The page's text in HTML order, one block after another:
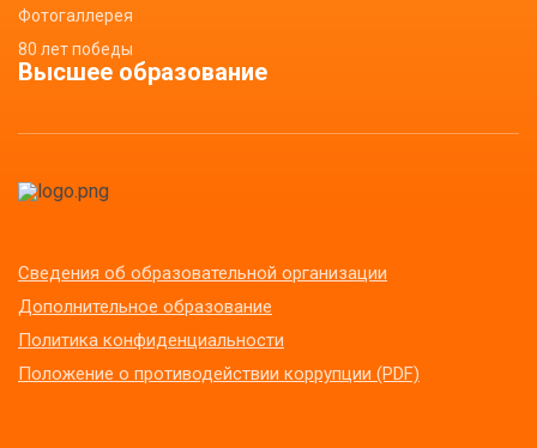
Фотогаллерея
80 лет победы
Высшее образование
Сведения об образовательной организации
Дополнительное образование
Политика конфиденциальности
Положение о противодействии коррупции (PDF)